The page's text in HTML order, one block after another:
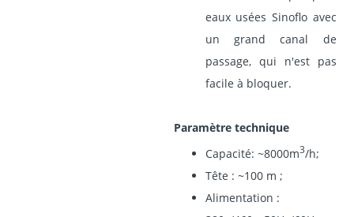
eaux usées Sinoflo avec
un grand canal de
passage, qui n'est pas
facile à bloquer.
Paramètre technique
Capacité: ~8000m3/h;
Tête : ~100 m ;
Alimentation :